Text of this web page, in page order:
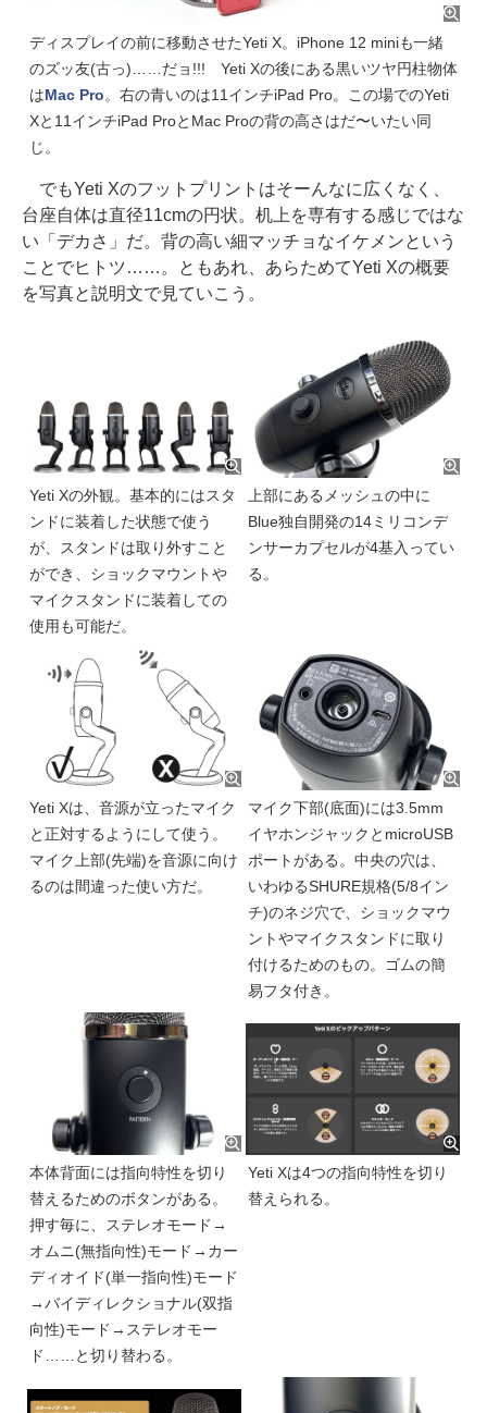
ディスプレイの前に移動させたYeti X。iPhone 12 miniも一緒
のズッ友(古っ)……だョ!!! Yeti Xの後にある黒いツヤ円柱物体
はMac Pro。右の青いのは11インチiPad Pro。この場でのYeti
Xと11インチiPad ProとMac Proの背の高さはだ〜いたい同
じ。
でもYeti Xのフットプリントはそーんなに広くなく、
台座自体は直径11cmの円状。机上を専有する感じではな
い「デカさ」だ。背の高い細マッチョなイケメンという
ことでヒトツ……。ともあれ、あらためてYeti Xの概要
を写真と説明文で見ていこう。
Yeti Xの外観。基本的にはスタ
ンドに装着した状態で使う
が、スタンドは取り外すこと
ができ、ショックマウントや
マイクスタンドに装着しての
使用も可能だ。
上部にあるメッシュの中に
Blue独自開発の14ミリコンデ
ンサーカプセルが4基入ってい
る。
Yeti Xは、音源が立ったマイク
と正対するようにして使う。
マイク上部(先端)を音源に向け
るのは間違った使い方だ。
マイク下部(底面)には3.5mm
イヤホンジャックとmicroUSB
ポートがある。中央の穴は、
いわゆるSHURE規格(5/8イン
チ)のネジ穴で、ショックマウ
ントやマイクスタンドに取り
付けるためのもの。ゴムの簡
易フタ付き。
本体背面には指向特性を切り
替えるためのボタンがある。
押す毎に、ステレオモード→
オムニ(無指向性)モード→カー
ディオイド(単一指向性)モード
→バイディレクショナル(双指
向性)モード→ステレオモー
ド……と切り替わる。
Yeti Xは4つの指向特性を切り
替えられる。